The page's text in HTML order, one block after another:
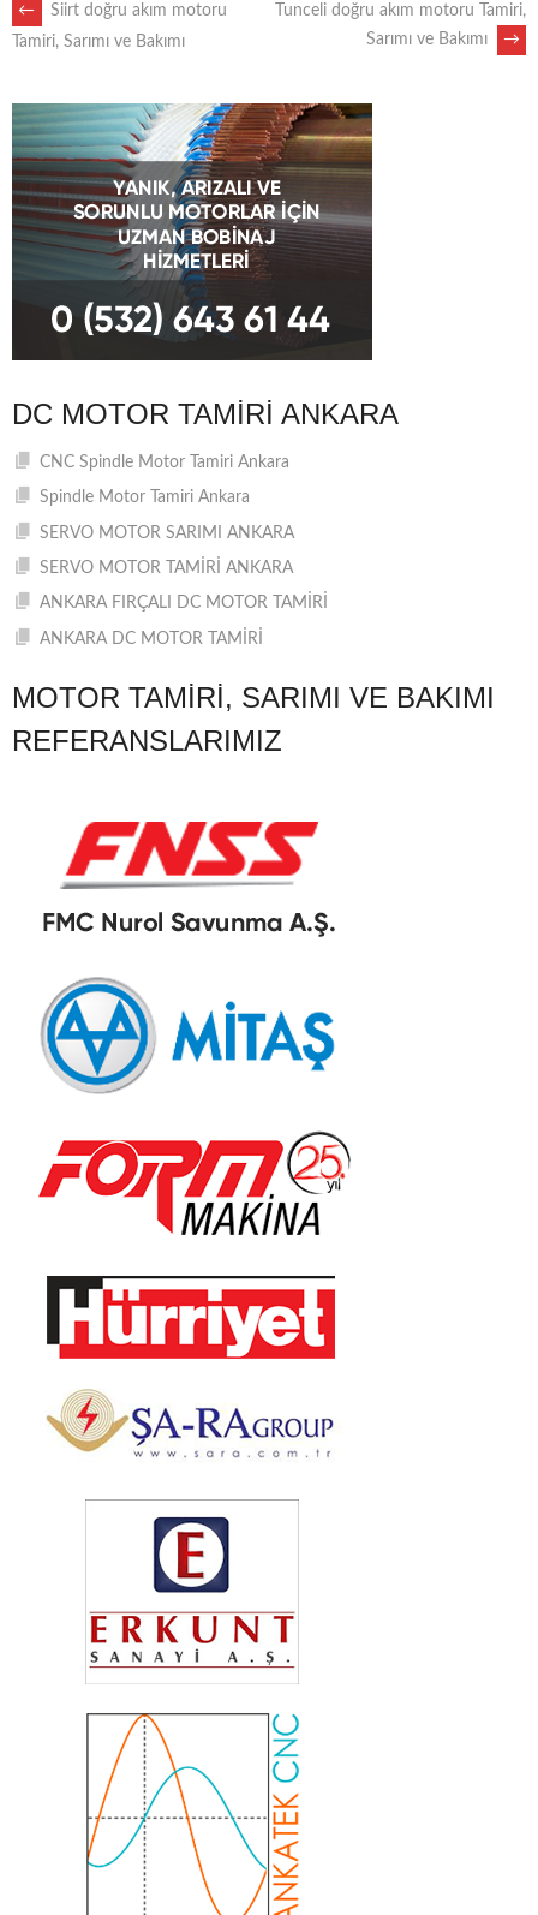
POST
NAVIGATION
←
Siirt doğru akım motoru
Tamiri, Sarımı ve Bakımı
Tunceli doğru akım motoru Tamiri,
Sarımı ve Bakımı
→
DC MOTOR TAMIRI ANKARA
CNC Spindle Motor Tamiri Ankara
Spindle Motor Tamiri Ankara
SERVO MOTOR SARIMI ANKARA
SERVO MOTOR TAMİRİ ANKARA
ANKARA FIRÇALI DC MOTOR TAMİRİ
ANKARA DC MOTOR TAMİRİ
MOTOR TAMIRI, SARIMI VE BAKIMI
REFERANSLARIMIZ